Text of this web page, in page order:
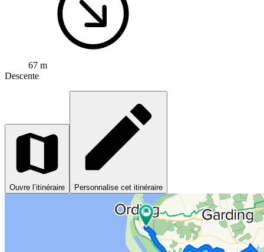
67 m
Descente
Ouvre l’itinéraire Personnalise cet itinéraire